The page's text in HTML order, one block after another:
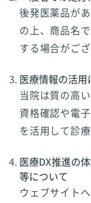
後発医薬品が
の上、商品名
する場合がござ
医療情報の活用
当院は質の高
資格確認や電
を活用して診
医療DX推進の
等について
ウェブサイト